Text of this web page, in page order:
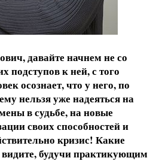
давайте начнем не со
подступов к ней, с того
осознает, что у него, по
нельзя уже надеяться на
в судьбе, на новые
своих способностей и
кризис! Какие
видите, будучи практикующим